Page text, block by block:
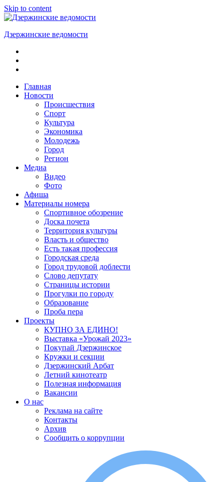
Skip to content
Дзержинские ведомости
ОБЩЕСТВЕННО-
ПОЛИТИЧЕСКАЯ
ГАЗЕТАГлавная
Новости
Происшествия
Спорт
Культура
Экономика
Молодежь
Город
Регион
Медиа
Видео
Фото
Афиша
Материалы номера
Спортивное обозрение
Доска почета
Территория культуры
Власть и общество
Есть такая профессия
Городская среда
Город трудовой доблести
Слово депутату
Страницы истории
Прогулки по городу
Образование
Проба пера
Проекты
КУПНО ЗА ЕДИНО!
Выставка «Урожай 2023»
Покупай Дзержинское
Кружки и секции
Дзержинский Арбат
Летний кинотеатр
Полезная информация
Вакансии
О нас
Реклама на сайте
Контакты
Архив
Сообщить о коррупции